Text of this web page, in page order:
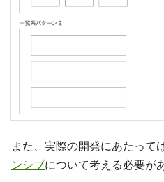
また、実際の開発にあたって
ンシブについて考える必要が